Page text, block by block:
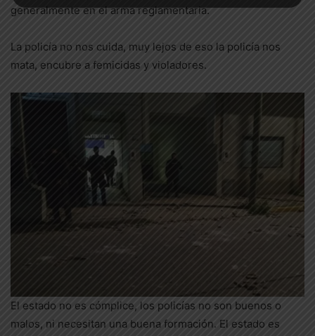
generalmente en el arma reglamentaria.
La policía no nos cuida, muy lejos de eso la policía nos
mata, encubre a femicidas y violadores.
El estado no es cómplice, los policías no son buenos o
malos, ni necesitan una buena formación. El estado es